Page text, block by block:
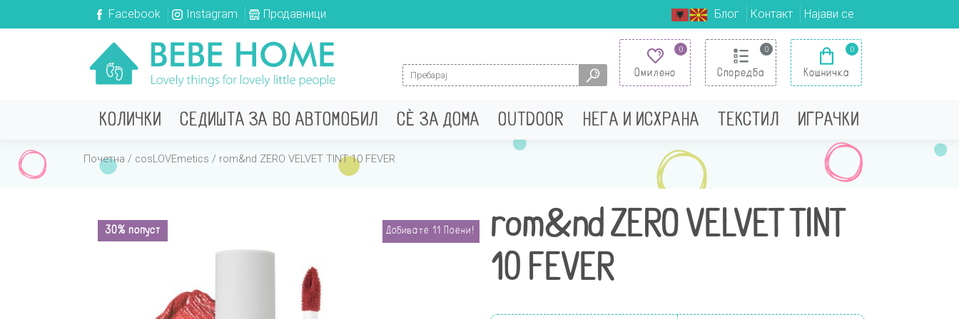
Facebook Instagram Продавници Блог Контакт Најави се
Search for:
0
Омилено
0
Споредба
0
Кошничка
КОЛИЧКИ СЕДИШТА ЗА ВО АВТОМОБИЛ СÈ ЗА ДОМА OUTDOOR НЕГА И ИСХРАНА ТЕКСТИЛ ИГРАЧКИ
Почетна / cosLOVEmetics / rom&nd ZERO VELVET TINT 10 FEVER
30% попуст Добивате 11 Поени!
rom&nd ZERO VELVET TINT
10 FEVER